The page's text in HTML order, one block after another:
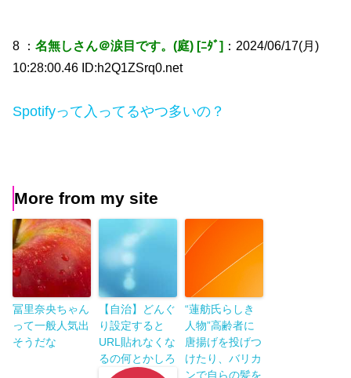
8 ：名無しさん＠涙目です。(庭) [ﾆﾀﾞ] ：2024/06/17(月)
10:28:00.46 ID:h2Q1ZSrq0.net
Spotifyって入ってるやつ多いの？
More from my site
冨里奈央ちゃん
って一般人気出
そうだな
【自治】どんぐ
り設定すると
URL貼れなくな
るの何とかしろ
“蓮舫氏らしき
人物”高齢者に
唐揚げを投げつ
けたり、バリカ
ンで自らの髪を